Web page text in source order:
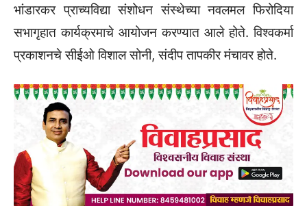
भांडारकर प्राच्यविद्या संशोधन संस्थेच्या नवलमल फिरोदिया
सभागृहात कार्यक्रमाचे आयोजन करण्यात आले होते. विश्वकर्मा
प्रकाशनचे सीईओ विशाल सोनी, संदीप तापकीर मंचावर होते.